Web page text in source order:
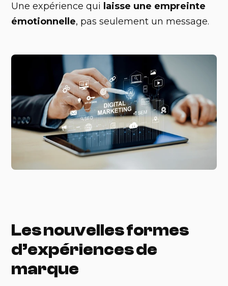
Une expérience qui laisse une empreinte
émotionnelle, pas seulement un message.
Les nouvelles formes
d’expériences de
marque